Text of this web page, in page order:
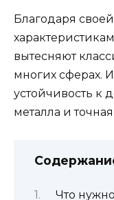
Благодаря
вытесняют
многих сферах.
устойчивость к
металла и
Что